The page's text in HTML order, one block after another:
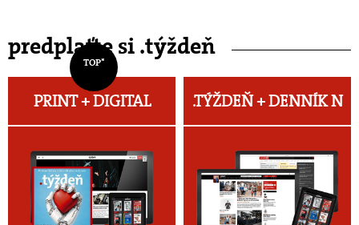
predplaťte si .týždeň
TOP*
PRINT + DIGITAL .TÝŽDEŇ +DENNÍK N